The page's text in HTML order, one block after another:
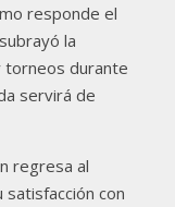
responde el
la
torneos durante
servirá de
regresa al
con